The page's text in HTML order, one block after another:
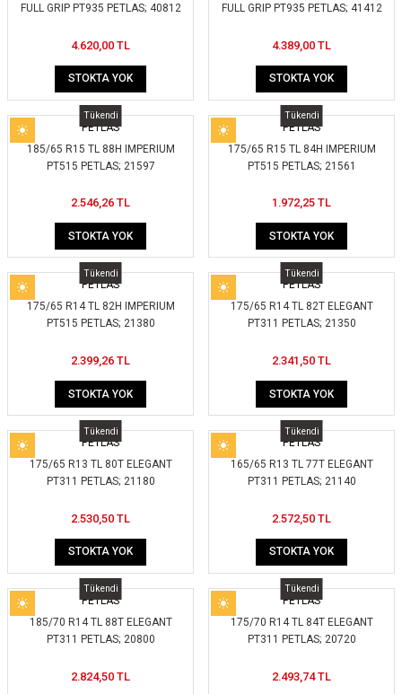
FULL GRIP PT935 PETLAS; 40812
4.620,00 TL
STOKTA YOK
FULL GRIP PT935 PETLAS; 41412
4.389,00 TL
STOKTA YOK
Tükendi
PETLAS
185/65 R15 TL 88H IMPERIUM
PT515 PETLAS; 21597
2.546,26 TL
STOKTA YOK
Tükendi
PETLAS
175/65 R15 TL 84H IMPERIUM
PT515 PETLAS; 21561
1.972,25 TL
STOKTA YOK
Tükendi
PETLAS
175/65 R14 TL 82H IMPERIUM
PT515 PETLAS; 21380
2.399,26 TL
STOKTA YOK
Tükendi
PETLAS
175/65 R14 TL 82T ELEGANT
PT311 PETLAS; 21350
2.341,50 TL
STOKTA YOK
Tükendi
PETLAS
175/65 R13 TL 80T ELEGANT
PT311 PETLAS; 21180
2.530,50 TL
STOKTA YOK
Tükendi
PETLAS
165/65 R13 TL 77T ELEGANT
PT311 PETLAS; 21140
2.572,50 TL
STOKTA YOK
Tükendi
PETLAS
185/70 R14 TL 88T ELEGANT
PT311 PETLAS; 20800
2.824,50 TL
Tükendi
PETLAS
175/70 R14 TL 84T ELEGANT
PT311 PETLAS; 20720
2.493,74 TL